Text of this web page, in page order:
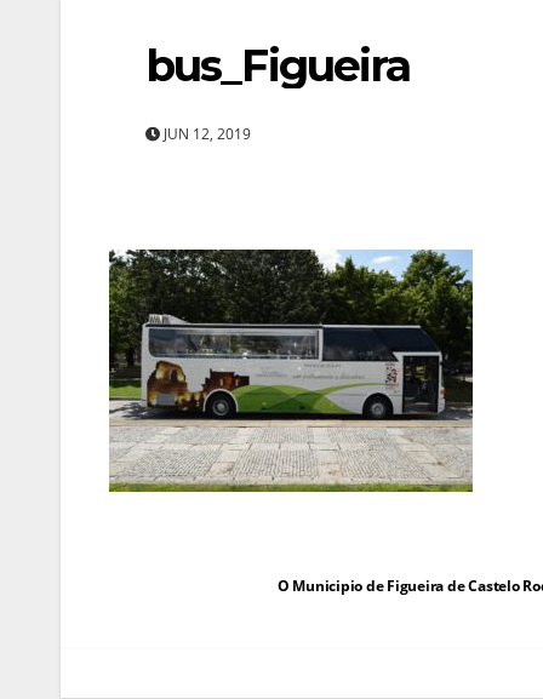
bus_Figueira
JUN 12, 2019
NavegaçãoO Municipio de Figueira de Castelo